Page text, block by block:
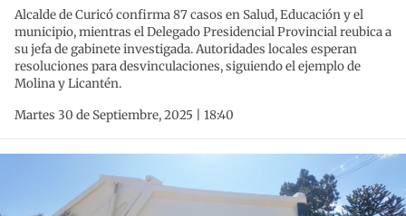
Alcalde de Curicó confirma 87 casos en Salud, Educación y el
municipio, mientras el Delegado Presidencial Provincial reubica a
su jefa de gabinete investigada. Autoridades locales esperan
resoluciones para desvinculaciones, siguiendo el ejemplo de
Molina y Licantén.
Martes 30 de Septiembre, 2025 | 18:40